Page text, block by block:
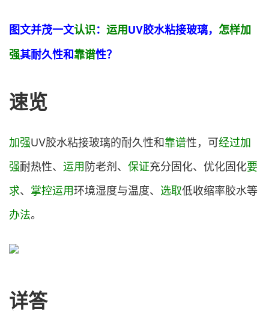
图文并茂一文认识： 运用UV胶水粘接玻璃， 怎样加
强其耐久性和靠谱性？
速览
加强UV胶水粘接玻璃的耐久性和靠谱性，可经过加
强耐热性、 运用防老剂、 保证充分固化、优化固化要
求、 掌控运用环境湿度与温度、 选取低收缩率胶水等
办法。
详答